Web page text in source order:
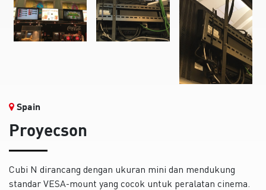
Spain
Proyecson
Cubi N dirancang dengan ukuran mini dan mendukung
standar VESA-mount yang cocok untuk peralatan cinema.